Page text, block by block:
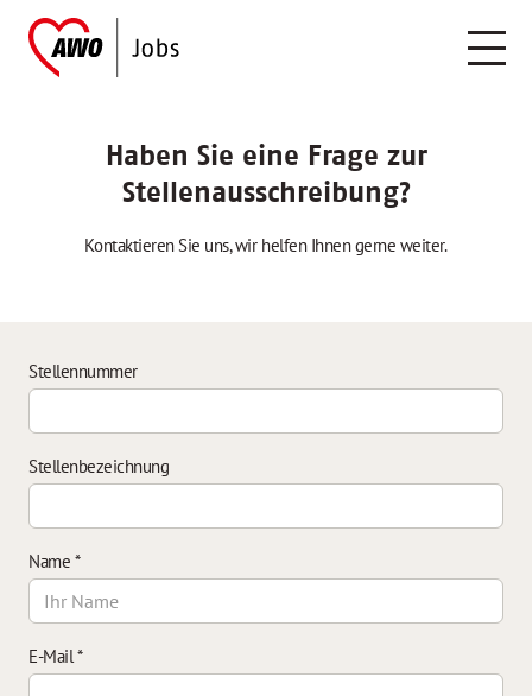
Haben Sie eine Frage zur
Stellenausschreibung?
Kontaktieren Sie uns, wir helfen Ihnen gerne weiter.
Stellennummer
Stellenbezeichnung
Name *
E-Mail*